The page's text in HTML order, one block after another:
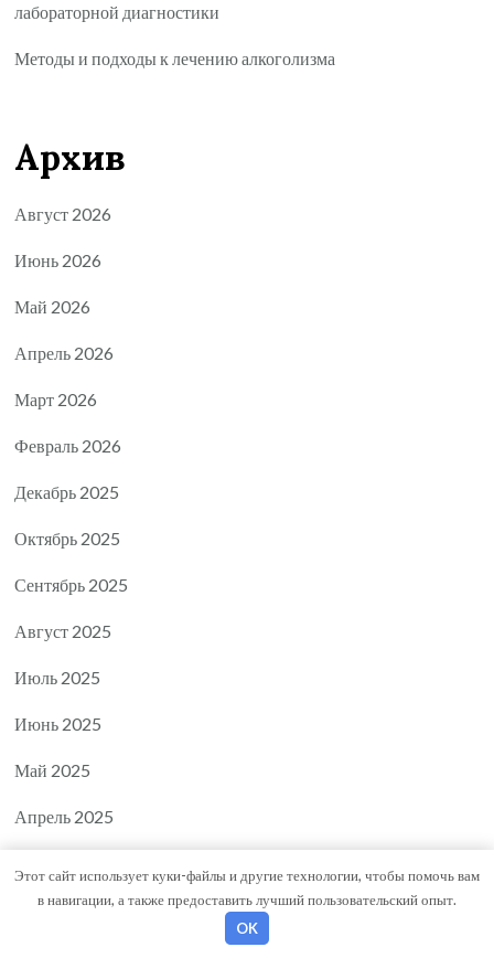
лабораторной диагностики
Методы и подходы к лечению алкоголизма
Архив
Август 2026
Июнь 2026
Май 2026
Апрель 2026
Март 2026
Февраль 2026
Декабрь 2025
Октябрь 2025
Сентябрь 2025
Август 2025
Июль 2025
Июнь 2025
Май 2025
Апрель 2025
Февраль 2025
Этот сайт использует куки-файлы и другие технологии, чтобы помочь вам
в навигации, а также предоставить лучший пользовательский опыт.
OK